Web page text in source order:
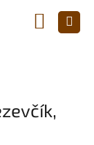
KOŠÍK